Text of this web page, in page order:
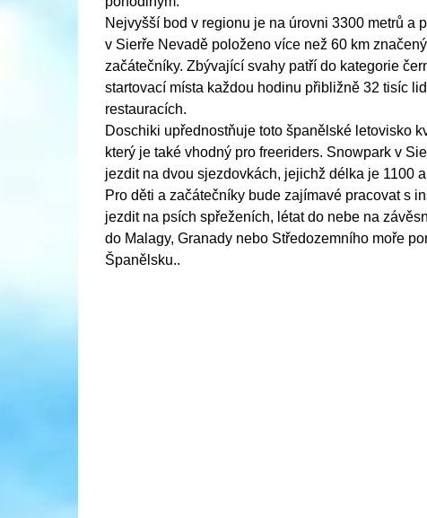
Nejvyšší bod v regionu je na úrovni 3300 metrů a
v Sierře Nevadě položeno více než 60 km
začátečníky. Zbývající svahy patří do kategorie
startovací místa každou hodinu přibližně 32 tisíc
restauracích.
Doschiki upřednostňuje toto španělské letovisko
který je také vhodný pro freeriders. Snowpark v
jezdit na dvou sjezdovkách, jejichž délka je 1100
Pro děti a začátečníky bude zajímavé pracovat s
jezdit na psích spřeženích, létat do nebe na
do Malagy, Granady nebo Středozemního moře
Španělsku..